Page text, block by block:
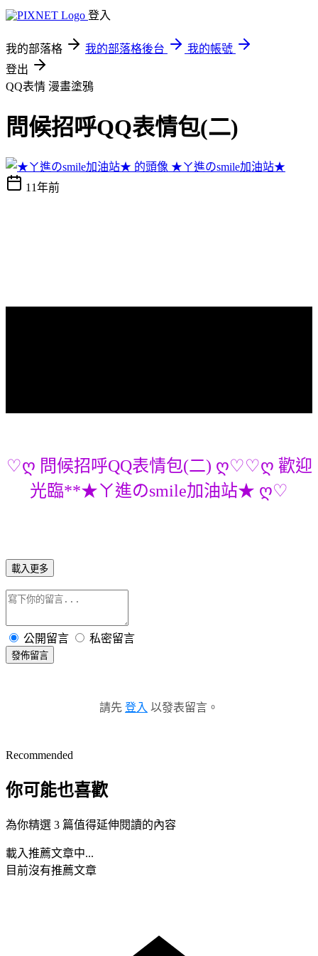
登入
我的部落格 我的部落格後台
我的帳號
登出
QQ表情 漫畫塗鴉
問候招呼QQ表情包(二)
★ㄚ進のsmile加油站★
11年前
♡ღ 問候招呼QQ表情包(二) ღ♡♡ღ 歡迎
光臨**★ㄚ進のsmile加油站★ ღ♡
載入更多
公開留言 私密留言
發佈留言
請先 登入 以發表留言。
Recommended
你可能也喜歡
為你精選 3 篇值得延伸閱讀的內容
載入推薦文章中...
目前沒有推薦文章